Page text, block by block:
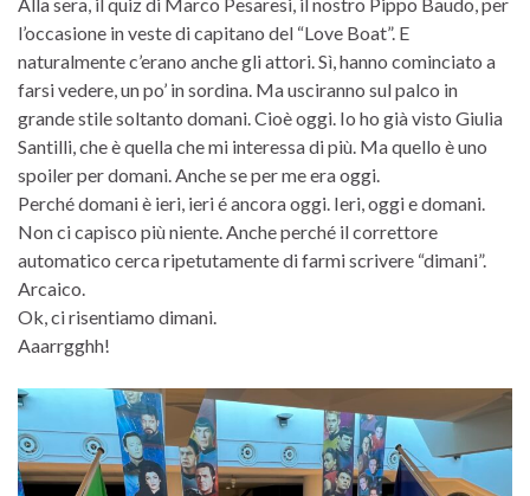
l’occasione in veste di capitano del “Love Boat”. E
naturalmente c’erano anche gli attori. Sì, hanno cominciato a
farsi vedere, un po’ in sordina. Ma usciranno sul palco in
grande stile soltanto domani. Cioè oggi. Io ho già visto Giulia
Santilli, che è quella che mi interessa di più. Ma quello è uno
spoiler per domani. Anche se per me era oggi.
Perché domani è ieri, ieri é ancora oggi. Ieri, oggi e domani.
Non ci capisco più niente. Anche perché il correttore
automatico cerca ripetutamente di farmi scrivere “dimani”.
Arcaico.
Ok, ci risentiamo dimani.
Aaarrgghh!